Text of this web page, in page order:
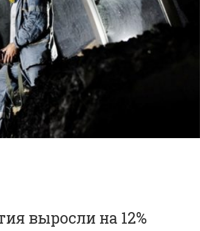
выросли на 12%